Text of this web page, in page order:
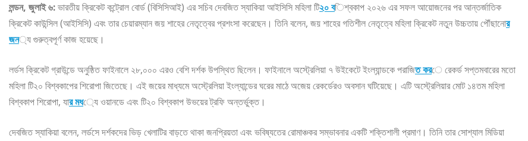
লন্ডন, জুলাই ৬:ভারতীয় ক্রিকেট কন্ট্রোল বোর্ড (বিসিসিআই) এর সচিব দেবজিত স্যাকিয়া আইসিসি মহিলা টি২০ বিশ্বকাপ ২০২৬ এর সফল আয়োজনের পর আন্তর্জাতিক
ক্রিকেট কাউন্সিল (আইসিসি) এবং তার চেয়ারম্যান জয় শাহের নেতৃত্বের প্রশংসা করেছেন। তিনি বলেন, জয় শাহের গতিশীল নেতৃত্বে মহিলা ক্রিকেট নতুন উচ্চতায় পৌঁছানোর
জন্য গুরুত্বপূর্ণ কাজ হয়েছে।
লর্ডস ক্রিকেট গ্রাউন্ডে অনুষ্ঠিত ফাইনালে ২৮,০০০ এরও বেশি দর্শক উপস্থিত ছিলেন। ফাইনালে অস্ট্রেলিয়া ৭ উইকেটে ইংল্যান্ডকে পরাজিত করে রেকর্ড সপ্তমবারের মতো
মহিলা টি২০ বিশ্বকাপের শিরোপা জিতেছে। এই জয়ের মাধ্যমে অস্ট্রেলিয়া ইংল্যান্ডের ঘরের মাঠে অজেয় রেকর্ডেরও অবসান ঘটিয়েছে। এটি অস্ট্রেলিয়ার মোট ১৪তম মহিলা
বিশ্বকাপ শিরোপা, যার মধ্যে ওয়ানডে এবং টি২০ বিশ্বকাপ উভয়ের ট্রফি অন্তর্ভুক্ত।
দেবজিত স্যাকিয়া বলেন, লর্ডসে দর্শকদের ভিড় খেলাটির বাড়তে থাকা জনপ্রিয়তা এবং ভবিষ্যতের রোমাঞ্চকর সম্ভাবনার একটি শক্তিশালী প্রমাণ। তিনি তার সোশ্যাল মিডিয়া